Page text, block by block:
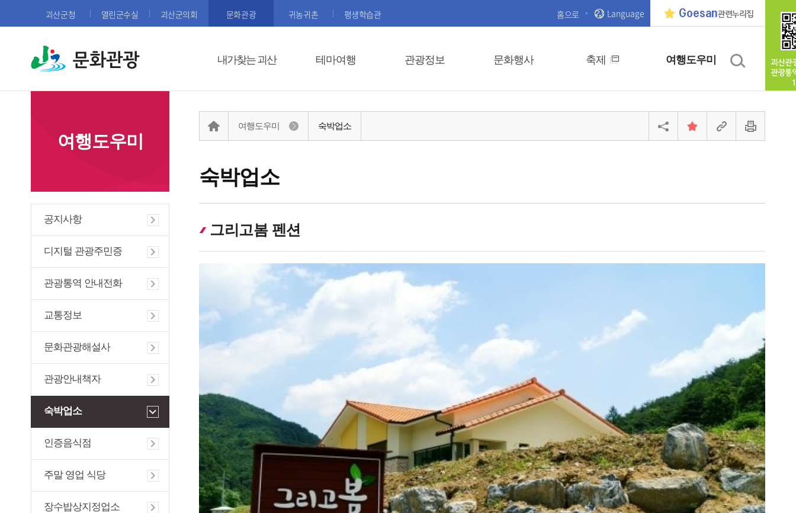
괴산군청 열린군수실 괴산군의회 문화관광 귀농귀촌 평생학습관 홈으로 Language Goesan관련누리집
문화관광 내가찾는 괴산 테마여행 관광정보 문화행사 축제 여행도우미
괴산관
관광통
여행도우미
공지사항
디지털 관광주민증
관광통역 안내전화
교통정보
문화관광해설사
관광안내책자
숙박업소
인증음식점
주말 영업 식당
장수밥상지정업소
숙박업소
여행도우미 숙박업소
그리고봄 펜션